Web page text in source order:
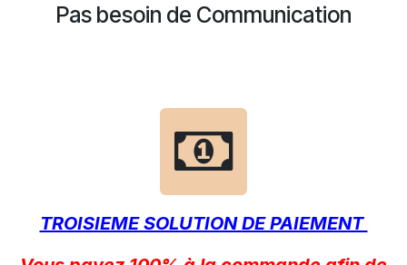
Pas besoin de Communication
TROISIEME SOLUTION DE PAIEMENT